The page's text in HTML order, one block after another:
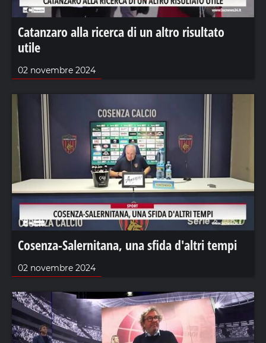
Catanzaro alla ricerca di un altro risultato
utile
02 novembre 2024
Cosenza-Salernitana, una sfida d'altri tempi
02 novembre 2024